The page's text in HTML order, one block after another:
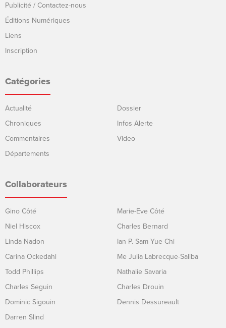
Publicité / Contactez-nous
Éditions Numériques
Liens
Inscription
Catégories
Actualité
Chroniques
Commentaires
Départements
Dossier
Infos Alerte
Video
Collaborateurs
Gino Côté
Niel Hiscox
Linda Nadon
Carina Ockedahl
Todd Phillips
Charles Seguin
Dominic Sigouin
Darren Slind
Marie-Eve Côté
Charles Bernard
Ian P. Sam Yue Chi
Me Julia Labrecque-Saliba
Nathalie Savaria
Charles Drouin
Dennis Dessureault